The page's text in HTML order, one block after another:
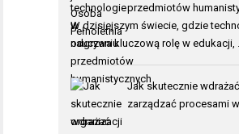
przedmiotów
W dzisiejszym świecie, gdzie
odgrywa kluczową rolę w edukacji, …
Jak skutecznie
zarządzać procesami w
organizacji